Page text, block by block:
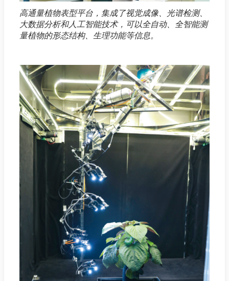
高通量植物表型平台，集成了视觉成像、光谱检测、
大数据分析和人工智能技术，可以全自动、全智能测
量植物的形态结构、生理功能等信息。